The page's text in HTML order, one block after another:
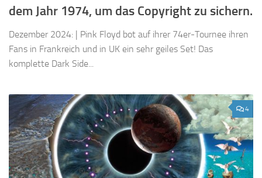
dem Jahr 1974, um das Copyright zu sichern.
Dezember 2024: | Pink Floyd bot auf ihrer 74er-Tournee ihren
Fans in Frankreich und in UK ein sehr geiles Set! Das
komplette Dark Side...
4